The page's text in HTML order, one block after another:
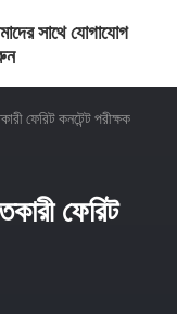
সাথে যোগাযোগ
ফেরিট কনটেন্ট পরীক্ষক
ফেরিট